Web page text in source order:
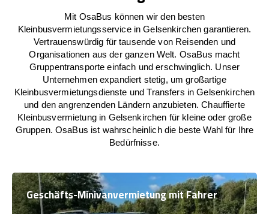
Mit OsaBus können wir den besten
Kleinbusvermietungsservice in Gelsenkirchen garantieren.
Vertrauenswürdig für tausende von Reisenden und
Organisationen aus der ganzen Welt. OsaBus macht
Gruppentransporte einfach und erschwinglich. Unser
Unternehmen expandiert stetig, um großartige
Kleinbusvermietungsdienste und Transfers in Gelsenkirchen
und den angrenzenden Ländern anzubieten. Chauffierte
Kleinbusvermietung in Gelsenkirchen für kleine oder große
Gruppen. OsaBus ist wahrscheinlich die beste Wahl für Ihre
Bedürfnisse.
Geschäfts-Minivanvermietung mit Fahrer